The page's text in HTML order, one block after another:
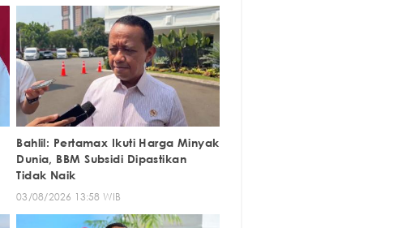
Bahlil: Pertamax Ikuti Harga Minyak
Dunia, BBM Subsidi Dipastikan
Tidak Naik
03/08/2026 13:58 WIB